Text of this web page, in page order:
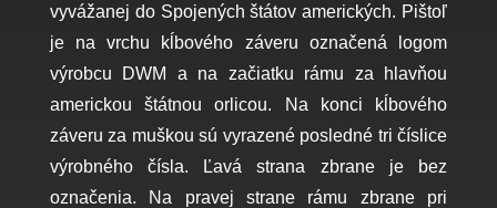
vyvážanej do Spojených štátov amerických. Pištoľ
je na vrchu kĺbového záveru označená logom
výrobcu DWM a na začiatku rámu za hlavňou
americkou štátnou orlicou. Na konci kĺbového
záveru za muškou sú vyrazené posledné tri číslice
výrobného čísla. Ľavá strana zbrane je bez
označenia. Na pravej strane rámu zbrane pri